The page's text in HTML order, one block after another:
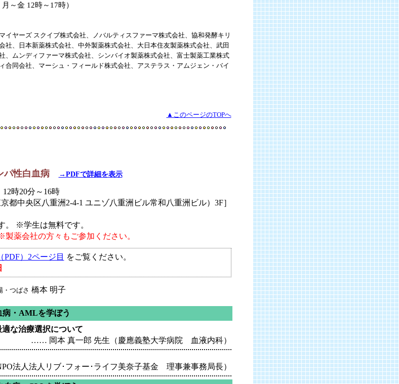
～金 12時～17時）
イヤーズ スクイブ株式会社、ノバルティスファーマ株式会社、協和発酵キリ
社、日本新薬株式会社、中外製薬株式会社、大日本住友製薬株式会社、武田
、ムンディファーマ株式会社、シンバイオ製薬株式会社、富士製薬工業株式
合同会社、マーシュ・フィールド株式会社、アステラス・アムジェン・バイ
▲このページのTOPへ
パ性白血病 →PDFで詳細を表示
12時20分～16時
都中央区八重洲2-4-1 ユニゾ八重洲ビル常和八重洲ビル）3F］
。 ※学生は無料です。
薬会社の方々もご参加ください。
PDF）2ページ目 をご覧ください。
・つばさ 橋本 明子
・AMLを学ぼう
な治療選択について
…… 岡本 真一郎 先生（慶應義塾大学病院 血液内科）
法人法人リブ･フォー･ライフ美奈子基金 理事兼事務局長）